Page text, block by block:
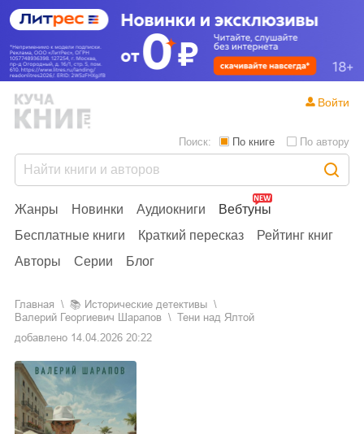
Жанры Новинки Аудиокниги
Вебтуны
Бесплатные книги
Краткий пересказ
Рейтинг книг
Авторы
Серии Блог
Поиск: По книге По автору
Войти
Главная 📚
исторические детективы
Валерий Георгиевич Шарапов
Тени над Ялтой
добавлено 14.04.2026 20:22